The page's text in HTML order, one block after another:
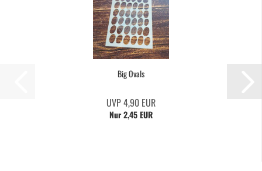
Big Ovals
UVP 4,90 EUR
Nur 2,45 EUR